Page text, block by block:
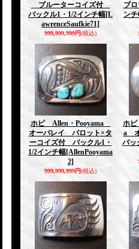
ブルーターコイズ付
バックル1・1/2インチ幅[L
awrenceSaufkie71]
999,999,999円(税込)
ブ
ン
ホピ Allen・Pooyama
オーバレイ パロット×タ
ーコイズ付 バックル1・
1/2インチ幅[AllenPooyama
2]
999,999,999円(税込)
ホ
a
バッ